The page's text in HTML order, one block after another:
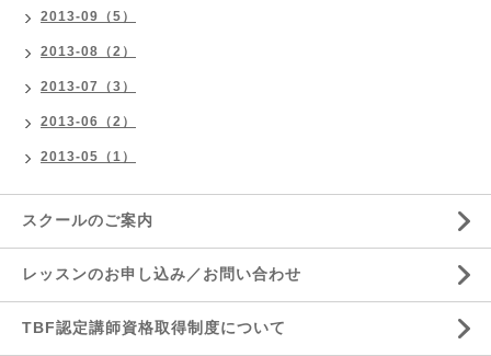
2013-09（5）
2013-08（2）
2013-07（3）
2013-06（2）
2013-05（1）
スクールのご案内
レッスンのお申し込み／お問い合わせ
TBF認定講師資格取得制度について